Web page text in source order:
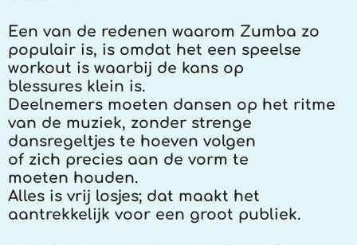
Een van de redenen waarom Zumba zo
populair is, is omdat het een speelse
workout is waarbij de kans op
blessures klein is.
Deelnemers moeten dansen op het ritme
van de muziek, zonder strenge
dansregeltjes te hoeven volgen
of zich precies aan de vorm te
moeten houden.
Alles is vrij losjes; dat maakt het
aantrekkelijk voor een groot publiek.